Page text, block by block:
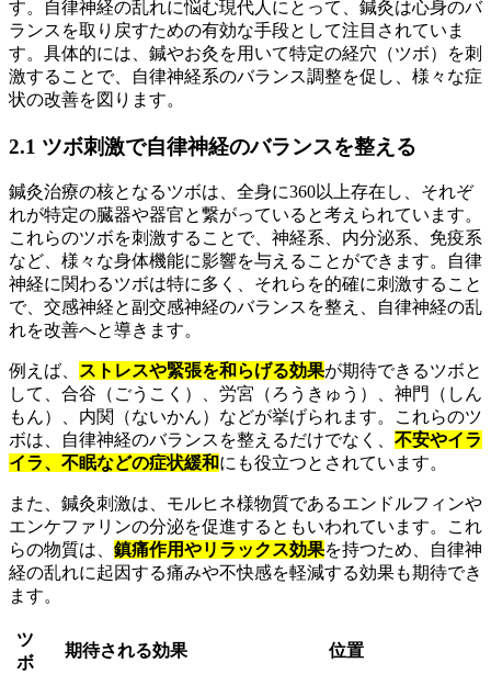
す。自律神経の乱れに悩む現代人にとって、鍼灸は心身のバ
ランスを取り戻すための有効な手段として注目されていま
す。具体的には、鍼やお灸を用いて特定の経穴（ツボ）を刺
激することで、自律神経系のバランス調整を促し、様々な症
状の改善を図ります。
2.1 ツボ刺激で自律神経のバランスを整える
鍼灸治療の核となるツボは、全身に360以上存在し、それぞ
れが特定の臓器や器官と繋がっていると考えられています。
これらのツボを刺激することで、神経系、内分泌系、免疫系
など、様々な身体機能に影響を与えることができます。自律
神経に関わるツボは特に多く、それらを的確に刺激すること
で、交感神経と副交感神経のバランスを整え、自律神経の乱
れを改善へと導きます。
例えば、 ストレスや緊張を和らげる効果が期待できるツボと
して、合谷（ごうこく）、労宮（ろうきゅう）、神門（しん
もん）、内関（ないかん）などが挙げられます。これらのツ
ボは、自律神経のバランスを整えるだけでなく、 不安やイラ
イラ、不眠などの症状緩和にも役立つとされています。
また、鍼灸刺激は、モルヒネ様物質であるエンドルフィンや
エンケファリンの分泌を促進するともいわれています。これ
らの物質は、 鎮痛作用やリラックス効果を持つため、自律神
経の乱れに起因する痛みや不快感を軽減する効果も期待でき
ます。
ツ
ボ
期待される効果 位置